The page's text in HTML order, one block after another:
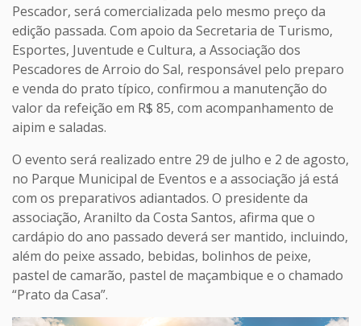
Pescador, será comercializada pelo mesmo preço da
edição passada. Com apoio da Secretaria de Turismo,
Esportes, Juventude e Cultura, a Associação dos
Pescadores de Arroio do Sal, responsável pelo preparo
e venda do prato típico, confirmou a manutenção do
valor da refeição em R$ 85, com acompanhamento de
aipim e saladas.
O evento será realizado entre 29 de julho e 2 de agosto,
no Parque Municipal de Eventos e a associação já está
com os preparativos adiantados. O presidente da
associação, Aranilto da Costa Santos, afirma que o
cardápio do ano passado deverá ser mantido, incluindo,
além do peixe assado, bebidas, bolinhos de peixe,
pastel de camarão, pastel de maçambique e o chamado
“Prato da Casa”.